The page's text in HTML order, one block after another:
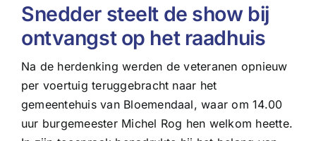
Snedder steelt de show bij
ontvangst op het raadhuis
Na de herdenking werden de veteranen opnieuw
per voertuig teruggebracht naar het
gemeentehuis van Bloemendaal, waar om 14.00
uur burgemeester Michel Rog hen welkom heette.